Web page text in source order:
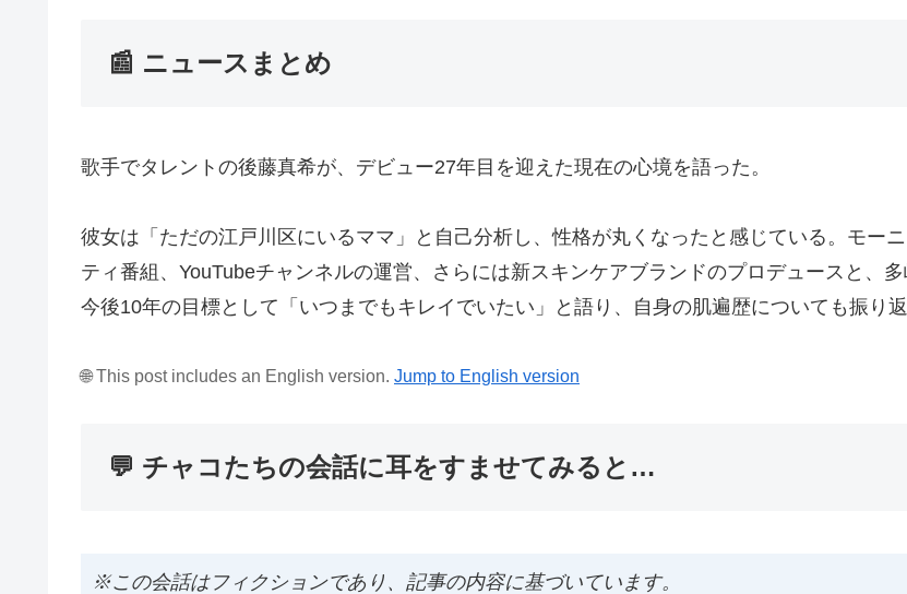
📰 ニュースまとめ
歌手でタレントの後藤真希が、デビュー27年目を迎えた現在の心境を語った。
彼女は「ただの江戸川区にいるママ」と自己分析し、性格が丸くなったと感じている。モー
ティ番組、YouTubeチャンネルの運営、さらには新スキンケアブランドのプロデュースと、
今後10年の目標として「いつまでもキレイでいたい」と語り、自身の肌遍歴についても振り返
🌐 This post includes an English version. Jump to English version
💬 チャコたちの会話に耳をすませてみると…
※この会話はフィクションであり、記事の内容に基づいています。